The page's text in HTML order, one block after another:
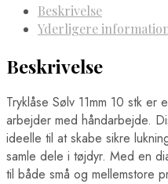
Beskrivelse
Yderligere
Beskrivelse
Tryklåse Sølv 11mm 10 stk
arbejder med håndarbejde.
ideelle til at skabe sikre
samle dele i tøjdyr. Med en
til både små og mellemstore